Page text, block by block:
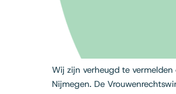
Wij zijn verheugd te
Nijmegen. De